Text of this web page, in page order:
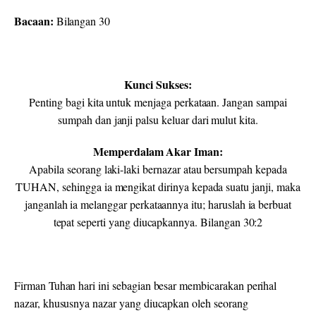
Bacaan: Bilangan 30
Kunci Sukses:
Penting bagi kita untuk menjaga perkataan. Jangan sampai
sumpah dan janji palsu keluar dari mulut kita.
Memperdalam Akar Iman:
Apabila seorang laki-laki bernazar atau bersumpah kepada
TUHAN, sehingga ia mengikat dirinya kepada suatu janji, maka
janganlah ia melanggar perkataannya itu; haruslah ia berbuat
tepat seperti yang diucapkannya. Bilangan 30:2
Firman Tuhan hari ini sebagian besar membicarakan perihal
nazar, khususnya nazar yang diucapkan oleh seorang